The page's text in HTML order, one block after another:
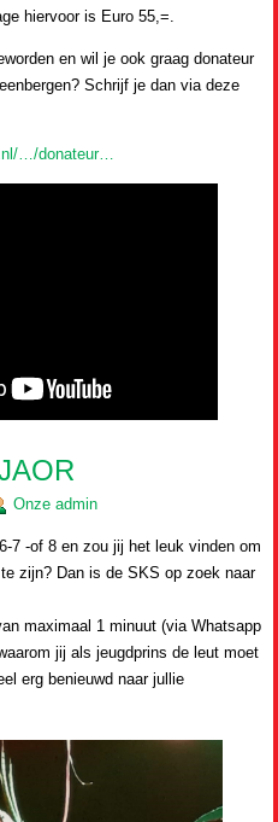
hiervoor is Euro 55,=.
en wil je ook graag donateur
Schrijf je dan via deze
…/donateur…
Onze admin
7 -of 8 en zou jij het leuk vinden om
zijn? Dan is de SKS op zoek naar
maximaal 1 minuut (via Whatsapp
jij als jeugdprins de leut moet
erg benieuwd naar jullie